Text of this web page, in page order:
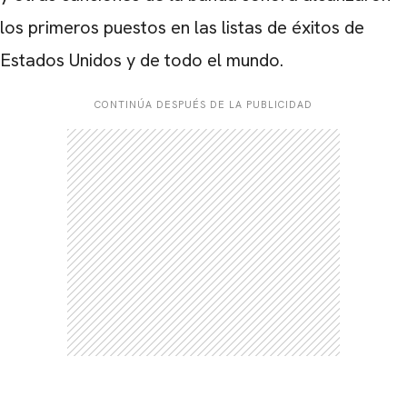
los primeros puestos en las listas de éxitos de
Estados Unidos y de todo el mundo.
CONTINÚA DESPUÉS DE LA PUBLICIDAD